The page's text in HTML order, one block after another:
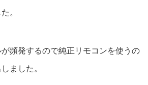
。
頻発するので純正リモコンを使うの
ました。